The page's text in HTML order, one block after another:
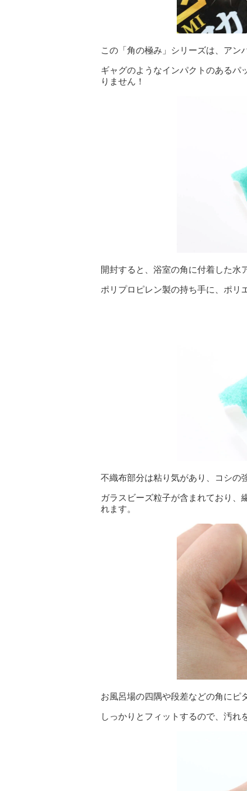
この「角の極み」シリーズは、アン
ギャグのようなインパクトのあるパ
りません！
開封すると、浴室の角に付着した水
ポリプロピレン製の持ち手に、ポリ
不織布部分は粘り気があり、コシの
ガラスビーズ粒子が含まれており、
れます。
お風呂場の四隅や段差などの角にピ
しっかりとフィットするので、汚れ